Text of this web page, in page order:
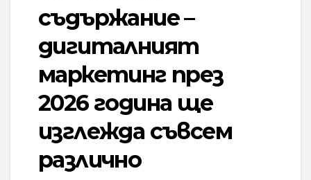
съдържание –
дигиталният
маркетинг през
2026 година ще
изглежда съвсем
различно